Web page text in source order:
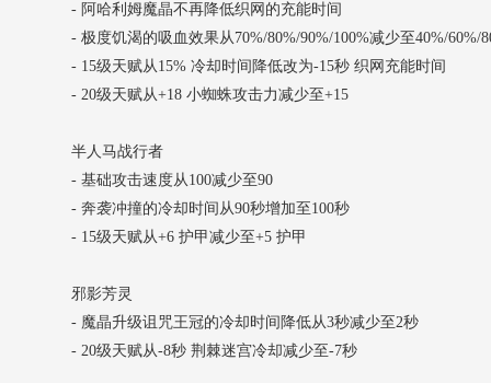
- 阿哈利姆魔晶不再降低织网的充能时间
- 极度饥渴的吸血效果从70%/80%/90%/100%减少至40%/60%/
- 15级天赋从15% 冷却时间降低改为-15秒 织网充能时间
- 20级天赋从+18 小蜘蛛攻击力减少至+15
半人马战行者
- 基础攻击速度从100减少至90
- 奔袭冲撞的冷却时间从90秒增加至100秒
- 15级天赋从+6 护甲减少至+5 护甲
邪影芳灵
- 魔晶升级诅咒王冠的冷却时间降低从3秒减少至2秒
- 20级天赋从-8秒 荆棘迷宫冷却减少至-7秒